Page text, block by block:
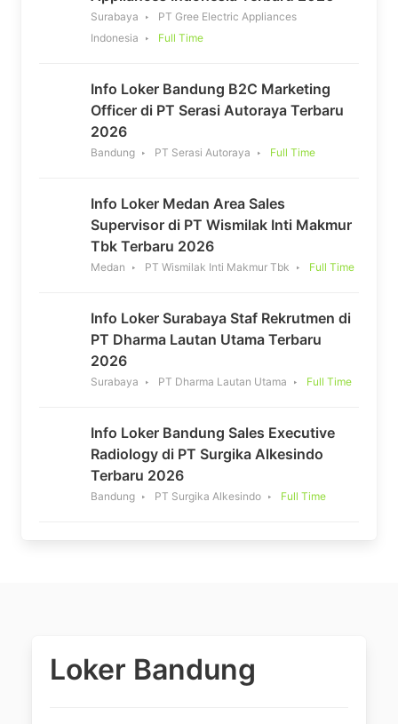
Surabaya
PT Gree Electric Appliances
Indonesia
Full Time
Info Loker Bandung B2C Marketing
Officer di PT Serasi Autoraya Terbaru
2026
Bandung PT Serasi Autoraya Full Time
Info Loker Medan Area Sales
Supervisor di PT Wismilak Inti Makmur
Tbk Terbaru 2026
Medan PT Wismilak Inti Makmur Tbk Full Time
Info Loker Surabaya Staf Rekrutmen di
PT Dharma Lautan Utama Terbaru
2026
Surabaya PT Dharma Lautan Utama Full Time
Info Loker Bandung Sales Executive
Radiology di PT Surgika Alkesindo
Terbaru 2026
Bandung PT Surgika Alkesindo Full Time
Loker Bandung